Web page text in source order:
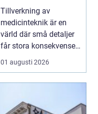
kvalitet och
precision
Tillverkning av
medicinteknik är en
värld där små detaljer
får stora konsekvenser.
En liten avvikels...
01 augusti 2026